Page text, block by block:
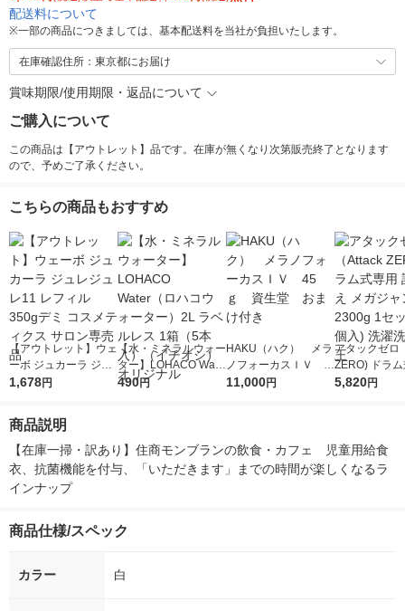
配送料について
※一部の商品につきましては、基本配送料を当社が負担いたします。
在庫確認住所：東京都にお届け
賞味期限/使用期限・返品について
ご購入について
この商品は【アウトレット】品です。在庫が無くなり次第販売終了となります
ので、予めご了承ください。
こちらの商品もおすすめ
【アウトレット】ウェ
ーボ ジュカーラ ジュ
レジュレ11 レフィル
1,678円
【水・ミネラルウォー
ター】LOHACO Wate
r（ロハコウォータ
490円
HAKU（ハク） メラ
ノフォーカスＩＶ 4
5ｇ 資生堂 おまけ
11,000円
アタックゼロ
ZERO) ドラ
詰め替え メガ
5,820円
商品説明
【在庫一掃・訳あり】住商モンブランの飲食・カフェ　児童用給食
衣、抗菌機能を付与、「いただきます」までの時間が楽しくなるラ
インナップ
商品仕様/スペック
カラー 白